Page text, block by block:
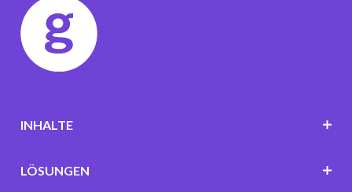
INHALTE
LÖSUNGEN